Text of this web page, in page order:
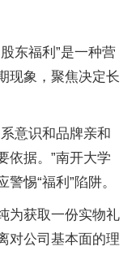
东福利”是一种营
现象，聚焦决定长
意识和品牌亲和
依据。”南开大学
惕“福利”陷阱。
为获取一份实物礼
对公司基本面的理